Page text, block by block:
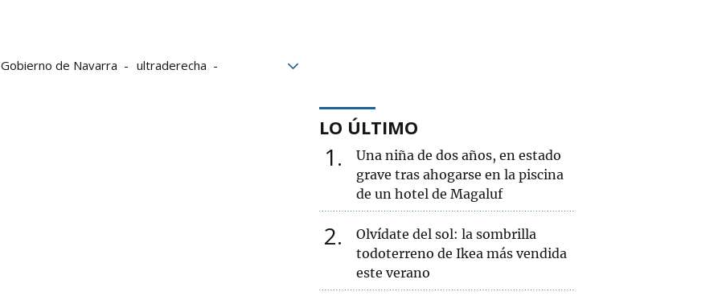
Gobierno de Navarra
ultraderecha
LO ÚLTIMO
1
Una niña de dos años, en estado
grave tras ahogarse en la piscina
de un hotel de Magaluf
2
Olvídate del sol: la sombrilla
todoterreno de Ikea más vendida
este verano